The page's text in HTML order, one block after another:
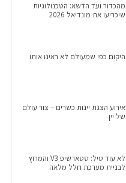
מהכדור ועד הדשא: הטכנולוגיות
שיכריעו את מונדיאל 2026
היקום כפי שמעולם לא ראינו אותו
אירוע הצגת יינות כשרים – צור עולם
של יין
לא עוד טיל: סטארשיפ V3 והמרוץ
לבניית מערכת חלל מלאה